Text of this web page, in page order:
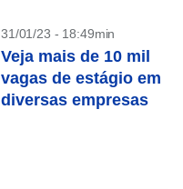
31/01/23 - 18:49min
Veja mais de 10 mil
vagas de estágio em
diversas empresas